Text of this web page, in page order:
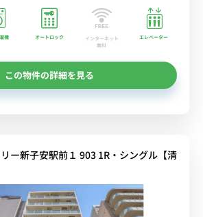
機 オートロック
インターネット
無料
エレベーター
この物件の詳細を見る
ー新子安駅前１ 903 1R・シングル【清